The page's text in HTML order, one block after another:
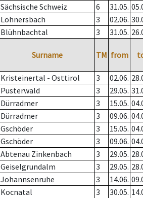
Sächsische Schweiz 6 31.05.
Löhnersbach 3 02.06.
Blühnbachtal 3 31.05.
Surname TM from
Kristeinertal - Osttirol 3 02.06.
Pusterwald 3 29.05.
Dürradmer 3 15.05.
Dürradmer 3 09.06.
Gschöder 3 15.05.
Gschöder 3 09.06.
Abtenau Zinkenbach 3 29.05.
Geiselgrundalm 3 29.05.
Johannsenruhe 3 14.06.
Kocnatal 3 30.05.